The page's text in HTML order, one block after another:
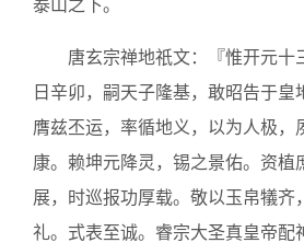
泰山之下。
唐玄宗禅地祇文：『惟开元十
日辛卯，嗣天子隆基，敢昭告于皇
膺兹丕运，率循地义，以为人极，
康。赖坤元降灵，锡之景佑。资植
展，时巡报功厚载。敬以玉帛犠齐
礼。式表至诚。睿宗大圣真皇帝配